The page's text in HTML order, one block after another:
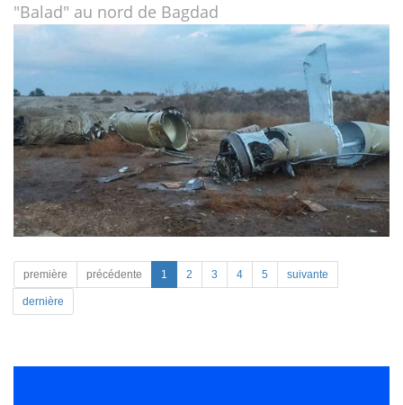
"Balad" au nord de Bagdad
première précédente 1 2 3 4 5 suivante
dernière